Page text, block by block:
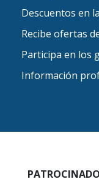
Descuentos en
Recibe ofertas
Participa en los
Información